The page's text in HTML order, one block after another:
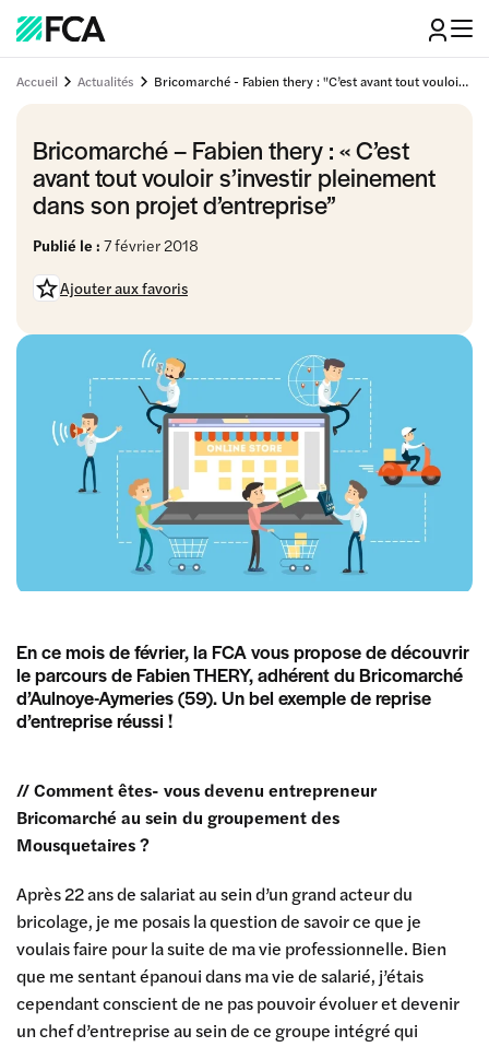
Accueil Actualités Bricomarché - Fabien thery : "C’est avant tout vouloir s’investir pleinement dans son projet d’entreprise”
Bricomarché – Fabien thery : « C’est
avant tout vouloir s’investir pleinement
dans son projet d’entreprise”
Publié le : 7 février 2018
Ajouter aux favoris
En ce mois de février, la FCA vous propose de découvrir
le parcours de Fabien THERY, adhérent du Bricomarché
d’Aulnoye-Aymeries (59). Un bel exemple de reprise
d’entreprise réussi !
// Comment êtes- vous devenu entrepreneur
Bricomarché au sein du groupement des
Mousquetaires ?
Après 22 ans de salariat au sein d’un grand acteur du
bricolage, je me posais la question de savoir ce que je
voulais faire pour la suite de ma vie professionnelle. Bien
que me sentant épanoui dans ma vie de salarié, j’étais
cependant conscient de ne pas pouvoir évoluer et devenir
un chef d’entreprise au sein de ce groupe intégré qui